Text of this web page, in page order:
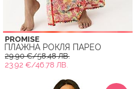
PROMISE
ПЛАЖНА РОКЛЯ ПАРЕО
29.90 €/58.48 ЛВ.
23.92 €/46.78 ЛВ.